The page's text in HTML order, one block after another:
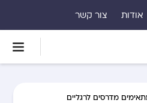
אודות צור קשר
מדרסים לרגליים